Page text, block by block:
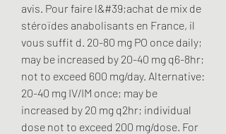
avis. Pour faire l&#39;achat de mix de
stéroïdes anabolisants en France, il
vous suffit d. 20-80 mg PO once daily;
may be increased by 20-40 mg q6-8hr;
not to exceed 600 mg/day. Alternative:
20-40 mg IV/IM once; may be
increased by 20 mg q2hr; individual
dose not to exceed 200 mg/dose. For